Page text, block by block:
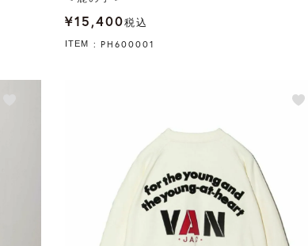
¥15,400税込
ITEM PH600001